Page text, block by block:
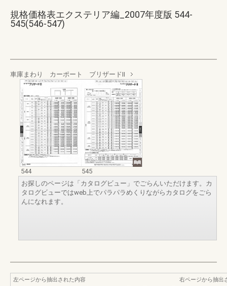
規格価格表エクステリア編_2007年度版 544-
545(546-547)
車庫まわり カーポート ブリザードⅡ
544
545
お探しのページは「カタログビュー」でごらんいただけます。カ
タログビューではweb上でパラパラめくりながらカタログをごら
んになれます。
左ページから抽出された内容
右ページから抽出